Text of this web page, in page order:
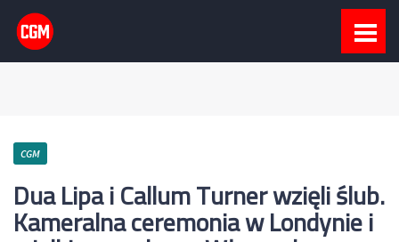
CGM
Dua Lipa i Callum Turner wzięli ślub.
Kameralna ceremonia w Londynie i